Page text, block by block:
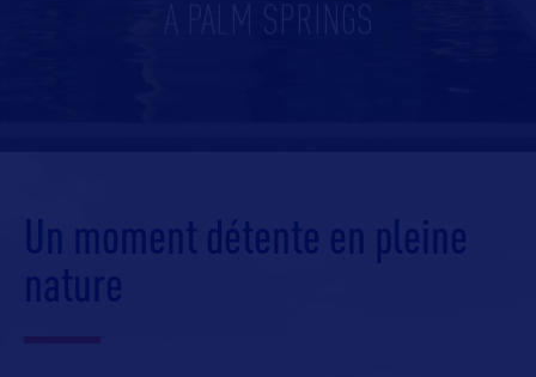
Un moment détente en pleine